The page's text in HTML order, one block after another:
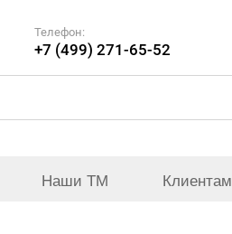
Телефон:
+7 (499) 271-65-52
Наши ТМ Клиентам